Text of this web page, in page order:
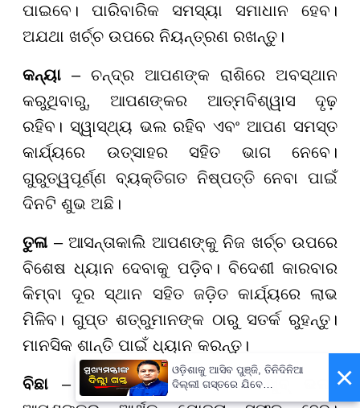
ପାଇବେ। ପାରିବାରିକ ସମସ୍ୟା ସମାଧାନ ହେବ।
ଅଯଥା ଖର୍ଚ୍ଚ ଉପରେ ନିୟନ୍ତ୍ରଣ ରଖନ୍ତୁ।
କନ୍ୟା – ଚନ୍ଦ୍ର ଆପଣଙ୍କ ରାଶିରେ ଅବସ୍ଥାନ
କରୁଥିବାରୁ, ଆପଣଙ୍କର ଆତ୍ମବିଶ୍ୱାସ ଦୃଢ଼
ରହିବ। ସ୍ୱାସ୍ଥ୍ୟ ଭଲ ରହିବ ଏବଂ ଆପଣ ସମସ୍ତ
କାର୍ଯ୍ୟରେ ଉତ୍ସାହର ସହିତ ଭାଗ ନେବେ।
ଗୁରୁତ୍ୱପୂର୍ଣ୍ଣ ବ୍ୟକ୍ତିଗତ ନିଷ୍ପତ୍ତି ନେବା ପାଇଁ
ଦିନଟି ଶୁଭ ଅଛି।
ତୁଳା – ଆସନ୍ତାକାଲି ଆପଣଙ୍କୁ ନିଜ ଖର୍ଚ୍ଚ ଉପରେ
ବିଶେଷ ଧ୍ୟାନ ଦେବାକୁ ପଡ଼ିବ। ବିଦେଶୀ କାରବାର
କିମ୍ବା ଦୂର ସ୍ଥାନ ସହିତ ଜଡ଼ିତ କାର୍ଯ୍ୟରେ ଲାଭ
ମିଳିବ। ଗୁପ୍ତ ଶତ୍ରୁମାନଙ୍କ ଠାରୁ ସତର୍କ ରୁହନ୍ତୁ।
ମାନସିକ ଶାନ୍ତି ପାଇଁ ଧ୍ୟାନ କରନ୍ତୁ।
ବିଛା– ଆୟ ବୃଦ୍ଧି ପାଇଁ ଦିନଟି ଖୁବ୍ ଭଲ।×
ଓଡ଼ିଶାକୁ ଆସିବ ପୁଞ୍ଜି, ତିନିଦିନିଆ
ଦିଲ୍ଲୀ ଗସ୍ତରେ ଯିବେ
ମୁଖ୍ୟମନ୍ତ୍ରୀ ମୋହନ ମାଝୀ